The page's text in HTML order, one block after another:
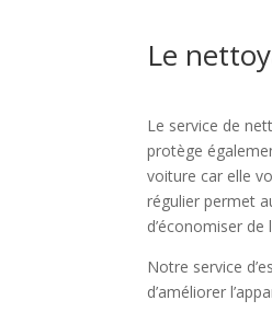
Le
Le service de
protège
voiture car elle
régulier permet
d’économiser de
Notre service
d’améliorer